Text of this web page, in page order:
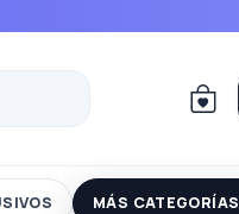
MÁS CATEGORÍAS